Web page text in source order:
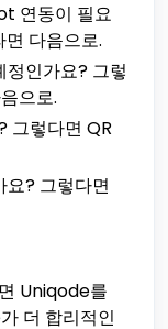
연동이 필요
다음으로.
정인가요? 그렇
으로.
그렇다면 QR
? 그렇다면
Uniqode를
더 합리적인